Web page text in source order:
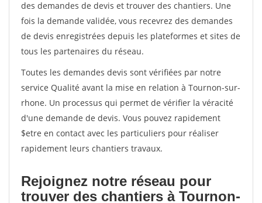
des demandes de devis et trouver des chantiers. Une
fois la demande validée, vous recevrez des demandes
de devis enregistrées depuis les plateformes et sites de
tous les partenaires du réseau.
Toutes les demandes devis sont vérifiées par notre
service Qualité avant la mise en relation à Tournon-sur-
rhone. Un processus qui permet de vérifier la véracité
d'une demande de devis. Vous pouvez rapidement
$etre en contact avec les particuliers pour réaliser
rapidement leurs chantiers travaux.
Rejoignez notre réseau pour
trouver des chantiers à Tournon-